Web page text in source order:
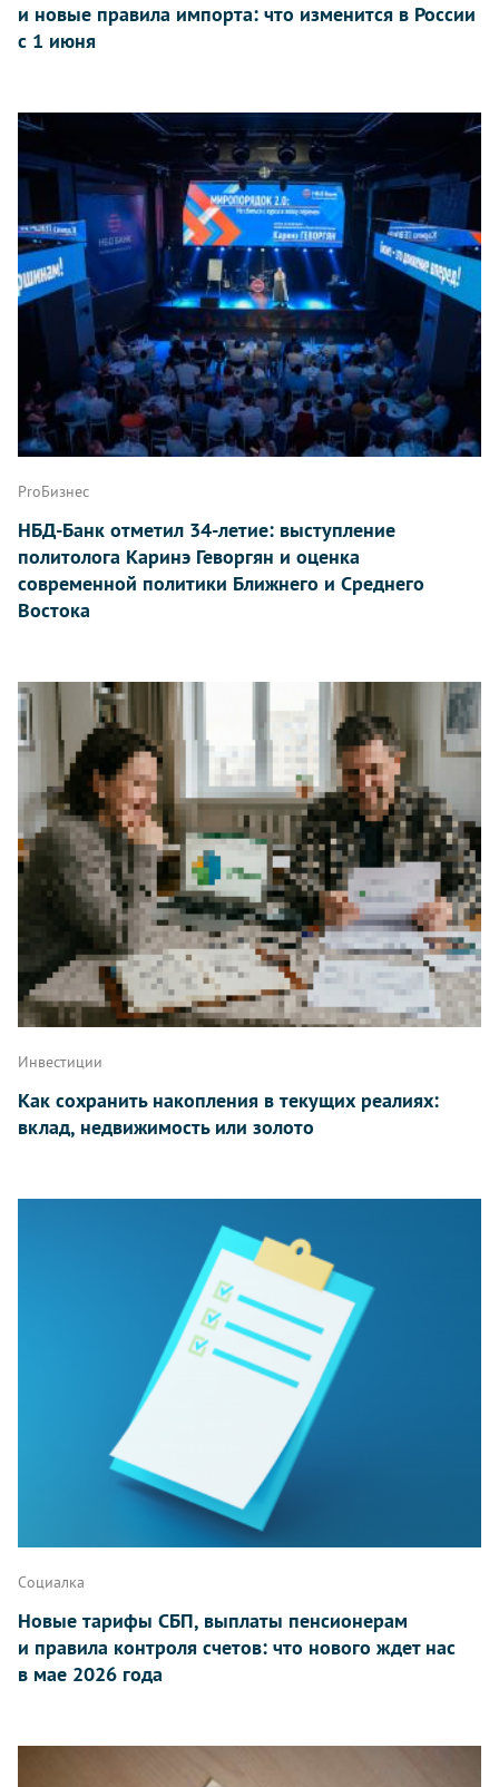
и новые правила импорта: что изменится в России
с 1 июня
ProБизнес
НБД-Банк отметил 34-летие: выступление
политолога Каринэ Геворгян и оценка
современной политики Ближнего и Среднего
Востока
Инвестиции
Как сохранить накопления в текущих реалиях:
вклад, недвижимость или золото
Социалка
Новые тарифы СБП, выплаты пенсионерам
и правила контроля счетов: что нового ждет нас
в мае 2026 года